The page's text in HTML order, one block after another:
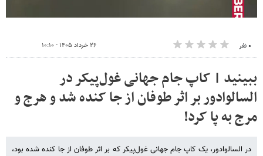
۰ نفر ۲۶ خرداد ۱۴۰۵ - ۱۰:۱۰
ببینید | کاپ جام جهانی غول‌پیکر در
السالوادور بر اثر طوفان از جا کنده شد و هرج و
مرج به پا کرد!
در السالوادور، یک کاپ جام جهانی غول‌پیکر که بر اثر طوفان از جا کنده شده بود،